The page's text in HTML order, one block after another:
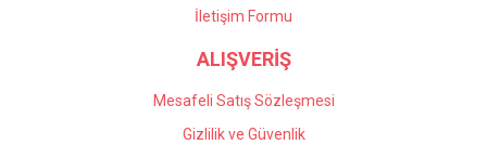
Önder Kaçar | 20/05/2026İletişim Formu
ALIŞVERİŞ
Mesafeli Satış Sözleşmesi
Gizlilik ve Güvenlik